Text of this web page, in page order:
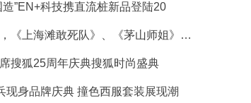
造”EN+科技携直流桩新品登陆20
致敬经典港剧，《上海滩敢死队》、《茅山师姐》正式
搜狐25周年庆典搜狐时尚盛典
现身品牌庆典 撞色西服套装展现潮